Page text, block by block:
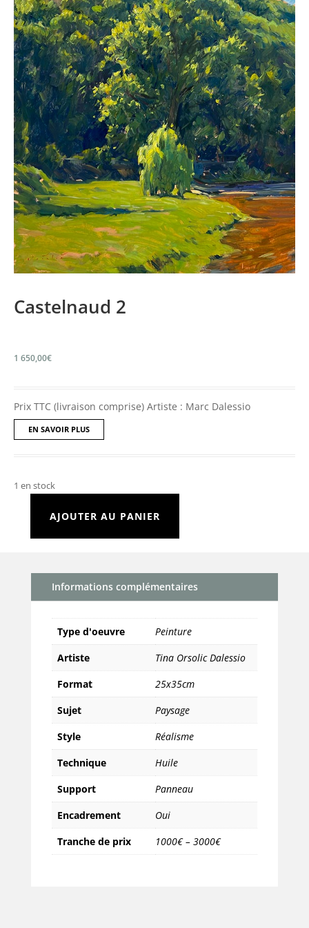
Castelnaud 2
1 650,00€
Prix TTC (livraison comprise) Artiste : Marc Dalessio
EN SAVOIR PLUS
1 en stock
quantité
AJOUTER AU PANIER
Informations complémentaires
Type d'oeuvre
Peinture
Artiste
Tina Orsolic Dalessio
Format
25x35cm
Sujet
Paysage
Style
Réalisme
Technique
Huile
Support
Panneau
Encadrement
Oui
Tranche de prix
1000€ – 3000€